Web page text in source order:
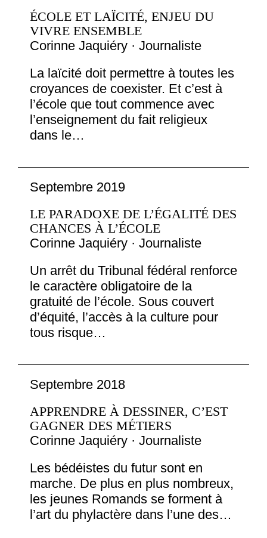
ÉCOLE ET LAÏCITÉ, ENJEU DU
VIVRE ENSEMBLE
Corinne Jaquiéry · Journaliste
La laïcité doit permettre à toutes les
croyances de coexister. Et c’est à
l’école que tout commence avec
l’enseignement du fait religieux
dans le…
Septembre 2019
LE PARADOXE DE L’ÉGALITÉ DES
CHANCES À L’ÉCOLE
Corinne Jaquiéry · Journaliste
Un arrêt du Tribunal fédéral renforce
le caractère obligatoire de la
gratuité de l’école. Sous couvert
d’équité, l’accès à la culture pour
tous risque…
Septembre 2018
APPRENDRE À DESSINER, C’EST
GAGNER DES MÉTIERS
Corinne Jaquiéry · Journaliste
Les bédéistes du futur sont en
marche. De plus en plus nombreux,
les jeunes Romands se forment à
l’art du phylactère dans l’une des…